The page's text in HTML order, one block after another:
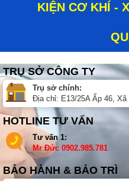
KIỆN CƠ KHÍ -
TRỤ SỞ CÔNG TY
Trụ sở chính:
Địa chỉ: E13/25A Ấp 46,
HOTLINE TƯ VẤN
Tư vấn 1:
Mr Đức 0902.985.781
BẢO HÀNH & BẢO TRÌ